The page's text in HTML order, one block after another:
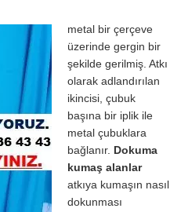
metal bir çerçeve
üzerinde gergin bir
şekilde gerilmiş. Atkı
olarak adlandırılan
ikincisi, çubuk
başına bir iplik ile
metal çubuklara
bağlanır. Dokuma
kumaş alanlar
atkıya kumaşın nasıl
dokunması